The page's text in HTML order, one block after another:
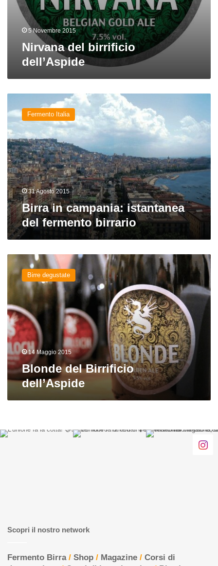
5 Novembre 2015
Nirvana del birrificio
dell’Aspide
campania:
istantanea
del
fermento
birrario
Fermento Italia
31 Agosto 2015
Birra in campania: istantanea
del fermento birrario
Blonde
Birrificio
dell’Aspide
Birre degustate
14 Maggio 2015
Blonde del Birrificio
dell’Aspide
Scopri il nostro network
Fermento Birra/ Shop / Magazine / Corsi di